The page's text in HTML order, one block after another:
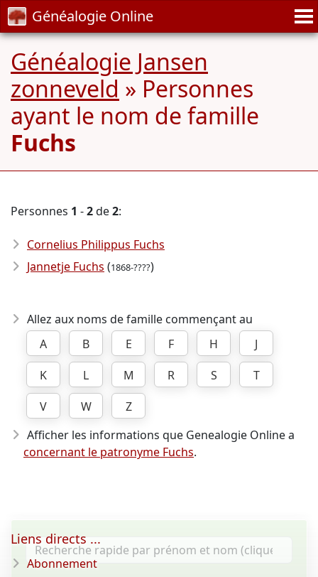
Généalogie Online
Généalogie Jansen
zonneveld » Personnes
ayant le nom de famille
Fuchs
Personnes 1 -2de2:
Cornelius Philippus Fuchs
Jannetje Fuchs (1868-????)
Allez aux noms de famille commençant au
A
B E F H
J
K
L M R S
T
V
W
Z
Afficher les informations que Genealogie Online a
concernant le patronyme Fuchs.
Liens directs ...
Abonnement